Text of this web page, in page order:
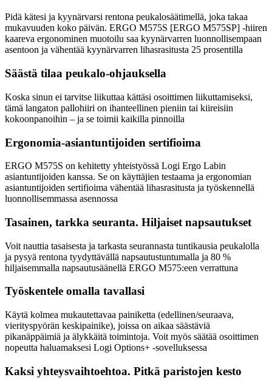
Pidä kätesi ja kyynärvarsi rentona peukalosäätimellä, joka takaa
mukavuuden koko päivän. ERGO M575S [ERGO M575SP] -hiiren
kaareva ergonominen muotoilu saa kyynärvarren luonnollisempaan
asentoon ja vähentää kyynärvarren lihasrasitusta 25 prosentilla
Säästä tilaa peukalo-ohjauksella
Koska sinun ei tarvitse liikuttaa kättäsi osoittimen liikuttamiseksi,
tämä langaton pallohiiri on ihanteellinen pieniin tai kiireisiin
kokoonpanoihin – ja se toimii kaikilla pinnoilla
Ergonomia-asiantuntijoiden sertifioima
ERGO M575S on kehitetty yhteistyössä Logi Ergo Labin
asiantuntijoiden kanssa. Se on käyttäjien testaama ja ergonomian
asiantuntijoiden sertifioima vähentää lihasrasitusta ja työskennellä
luonnollisemmassa asennossa
Tasainen, tarkka seuranta. Hiljaiset napsautukset
Voit nauttia tasaisesta ja tarkasta seurannasta tuntikausia peukalolla
ja pysyä rentona tyydyttävällä napsautustuntumalla ja 80 %
hiljaisemmalla napsautusäänellä ERGO M575:een verrattuna
Työskentele omalla tavallasi
Käytä kolmea mukautettavaa painiketta (edellinen/seuraava,
vierityspyörän keskipainike), joissa on aikaa säästäviä
pikanäppäimiä ja älykkäitä toimintoja. Voit myös säätää osoittimen
nopeutta haluamaksesi Logi Options+ -sovelluksessa
Kaksi yhteysvaihtoehtoa. Pitkä paristojen kesto